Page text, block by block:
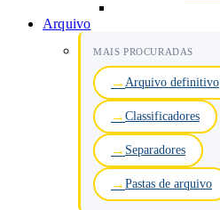
Arquivo
MAIS PROCURADAS
Arquivo definitivo
Classificadores
Separadores
Pastas de arquivo